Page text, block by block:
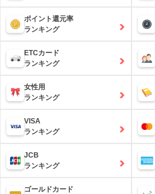
ポイント還元率
ランキング
ETCカード
ランキング
女性用
ランキング
VISA
ランキング
JCB
ランキング
ゴールドカード